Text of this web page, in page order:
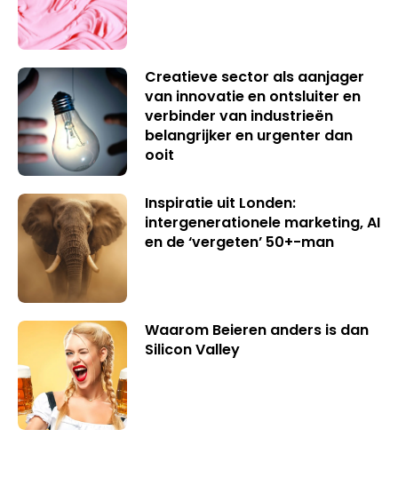
Creatieve sector als aanjager
van innovatie en ontsluiter en
verbinder van industrieën
belangrijker en urgenter dan
ooit
Inspiratie uit Londen:
intergenerationele marketing, AI
en de ‘vergeten’ 50+-man
Waarom Beieren anders is dan
Silicon Valley